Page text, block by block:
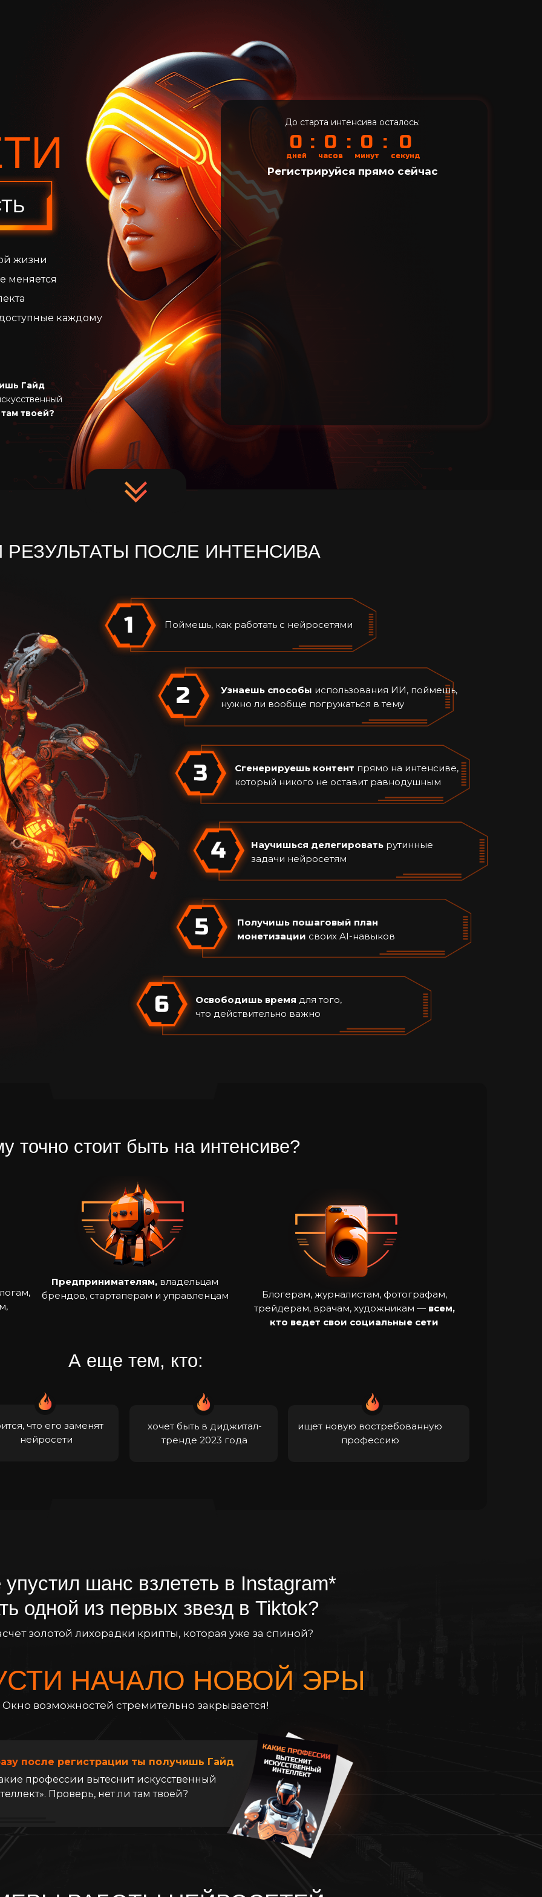
жизни
меняется
каждому
Гайд
твоей?
До старта интенсива осталось:
Регистрируйся прямо сейчас
0
дней
: 0
часов
: 0
минут
: 0
секунд
Поймешь, как работать с нейросетями
Узнаешь способы использования ИИ, поймешь,
нужно ли вообще погружаться в тему
Сгенерируешь контент прямо на интенсиве,
который никого не оставит равнодушным
Научишься делегировать рутинные
задачи нейросетям
Получишь пошаговый план
монетизации своих AI-навыков
Освободишь время для того,
что действительно важно
РЕЗУЛЬТАТЫ ПОСЛЕ ИНТЕНСИВА
точно стоит быть на интенсиве?
Предпринимателям, владельцам
брендов, стартаперам и управленцам
Блогерам, журналистам, фотографам,
трейдерам, врачам, художникам — всем,
кто ведет свои социальные сети
что его заменят
нейросети
хочет быть в диджитал-
тренде 2023 года
ищет новую востребованную
профессию
А еще тем, кто:
шанс взлететь в Instagram*
одной из первых звезд в Tiktok?
золотой лихорадки крипты, которая уже за спиной?
НАЧАЛО НОВОЙ ЭРЫ
Окно возможностей стремительно закрывается!
профессии вытеснит искусственный
Проверь, нет ли там твоей?
после регистрации ты получишь Гайд